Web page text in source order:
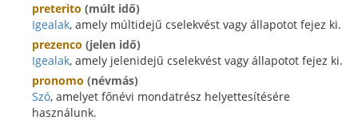
preterito (múlt idő)
Igealak, amely múltidejű cselekvést vagy állapotot fejez ki.
prezenco (jelen idő)
Igealak, amely jelenidejű cselekvést vagy állapotot fejez ki.
pronomo (névmás)
Szó, amelyet főnévi mondatrész helyettesítésére
használunk.